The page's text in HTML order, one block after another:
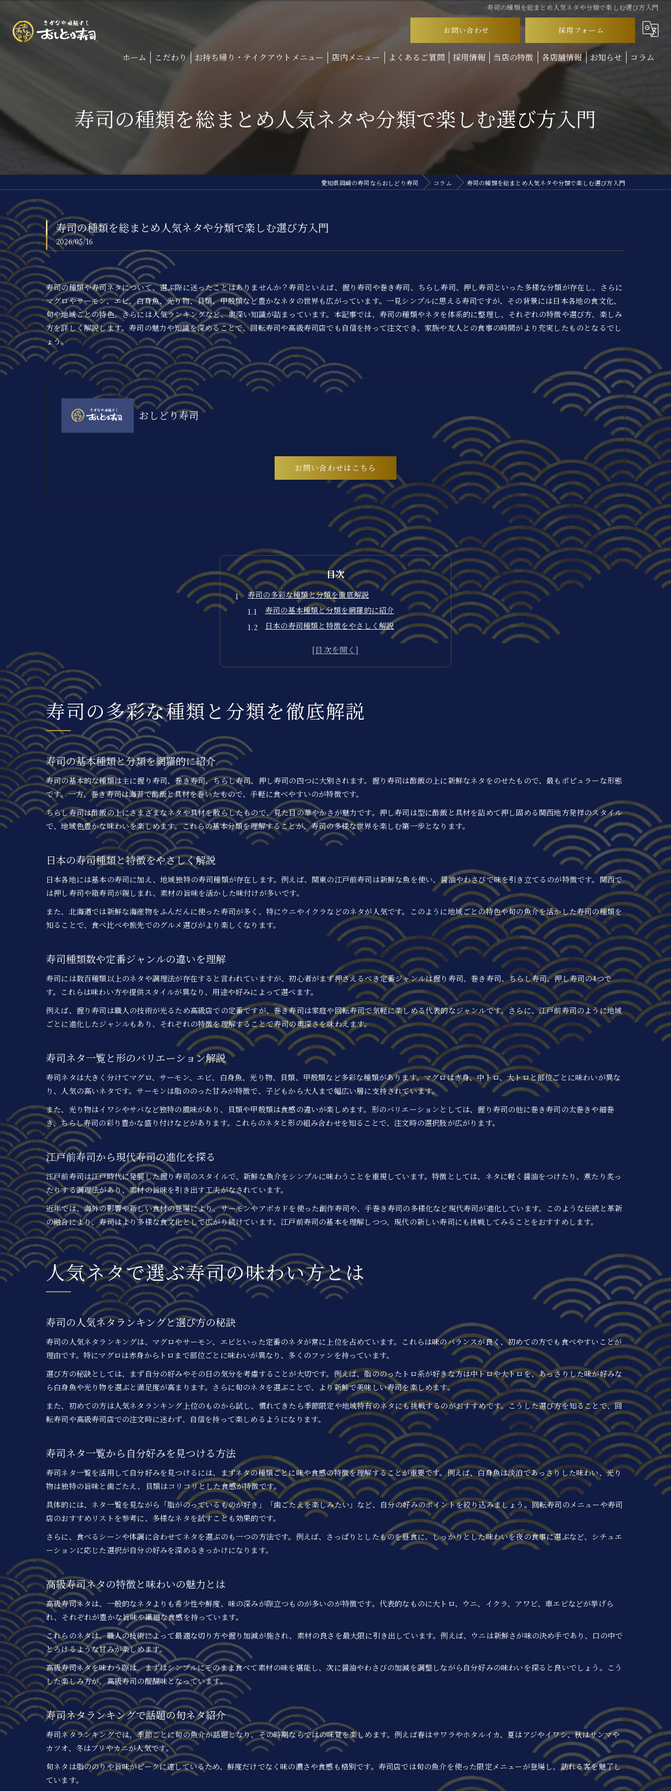
寿司の種類を総まとめ人気ネタや分類で楽しむ選び方入門
お問い合わせ 採用フォーム
ホーム こだわり お持ち帰り・テイクアウトメニュー 店内メニュー よくあるご質問 採用情報 当店の特徴
ランチ
ディナー
回転寿司
各店舗情報 お知らせ コラム
寿司の種類を総まとめ人気ネタや分類で楽しむ選び方入門
愛知県岡崎の寿司ならおしどり寿司 コラム 寿司の種類を総まとめ人気ネタや分類で楽しむ選び方入門
寿司の種類を総まとめ人気ネタや分類で楽しむ選び方入門
2026/05/16
寿司の種類や寿司ネタについて、選ぶ際に迷ったことはありませんか？寿司といえば、握り寿司や巻き寿司、ちらし寿司、押し寿司といった多様な分類が存在し、さらに
マグロやサーモン、エビ、白身魚、光り物、貝類、甲殻類など豊かなネタの世界も広がっています。一見シンプルに思える寿司ですが、その背景には日本各地の食文化、
旬や地域ごとの特色、さらには人気ランキングなど、奥深い知識が詰まっています。本記事では、寿司の種類やネタを体系的に整理し、それぞれの特徴や選び方、楽しみ
方を詳しく解説します。寿司の魅力や知識を深めることで、回転寿司や高級寿司店でも自信を持って注文でき、家族や友人との食事の時間がより充実したものとなるでし
ょう。
おしどり寿司
お問い合わせはこちら
目次
寿司の多彩な種類と分類を徹底解説
寿司の基本種類と分類を網羅的に紹介
日本の寿司種類と特徴をやさしく解説
寿司種類数や定番ジャンルの違いを理解
寿司ネタ一覧と形のバリエーション解説
寿司の人気ネタランキングと選び方の秘訣
寿司ネタ一覧から自分好みを見つける方法
寿司のジャンルごとに味の奥深さを知る
寿司種類別の味の違いと楽しみ方を解説
握り・巻き・ちらし寿司の特徴と魅力比較
ジャンル別寿司ネタの選び方とおすすめ
江戸前寿司や地方寿司の味わいを深掘り
寿司の種類を知って注文が楽しくなる理由
寿司種類一覧で迷わず選ぶためのコツ
寿司ネタ一一覧で人気の理由を紐解く
寿司種類の基礎知識で外食がもっと充実
江戸前から全国へ広がる寿司の魅力
江戸前寿司の伝統と全国寿司種類の展開
日本の寿司種類が広がった歴史的背景
寿司ネタと種類の地域ごとの差を楽しむ
全国で親しまれる寿司種類の特徴まとめ
江戸前寿司と地方寿司の魅力を比較解説
寿司ネタのランキングで見る最新トレンド
寿司ネタランキングで今注目の種類とは
寿司ネタ一覧とランキングで人気の理由
高級寿司ネタや定番ネタのトレンド分析
寿司種類ごとに人気ネタが変わる理由
寿司の多彩な種類と分類を徹底解説
寿司の基本種類と分類を網羅的に紹介
寿司の基本的な種類は主に握り寿司、巻き寿司、ちらし寿司、押し寿司の四つに大別されます。握り寿司は酢飯の上に新鮮なネタをのせたもので、最もポピュラーな形態
です。一方、巻き寿司は海苔で酢飯と具材を巻いたもので、手軽に食べやすいのが特徴です。
ちらし寿司は酢飯の上にさまざまなネタや具材を散らしたもので、見た目の華やかさが魅力です。押し寿司は型に酢飯と具材を詰めて押し固める関西地方発祥のスタイル
で、地域色豊かな味わいを楽しめます。これらの基本分類を理解することが、寿司の多様な世界を楽しむ第一歩となります。
日本の寿司種類と特徴をやさしく解説
日本各地には基本の寿司に加え、地域独特の寿司種類が存在します。例えば、関東の江戸前寿司は新鮮な魚を使い、醤油やわさびで味を引き立てるのが特徴です。関西で
は押し寿司や箱寿司が親しまれ、素材の旨味を活かした味付けが多いです。
また、北海道では新鮮な海産物をふんだんに使った寿司が多く、特にウニやイクラなどのネタが人気です。このように地域ごとの特色や旬の魚介を活かした寿司の種類を
知ることで、食べ比べや旅先でのグルメ選びがより楽しくなります。
寿司種類数や定番ジャンルの違いを理解
寿司には数百種類以上のネタや調理法が存在すると言われていますが、初心者がまず押さえるべき定番ジャンルは握り寿司、巻き寿司、ちらし寿司、押し寿司の4つで
す。これらは味わい方や提供スタイルが異なり、用途や好みによって選べます。
例えば、握り寿司は職人の技術が光るため高級店での定番ですが、巻き寿司は家庭や回転寿司で気軽に楽しめる代表的なジャンルです。さらに、江戸前寿司のように地域
ごとに進化したジャンルもあり、それぞれの特徴を理解することで寿司の奥深さを味わえます。
寿司ネタ一覧と形のバリエーション解説
寿司ネタは大きく分けてマグロ、サーモン、エビ、白身魚、光り物、貝類、甲殻類など多彩な種類があります。マグロは赤身、中トロ、大トロと部位ごとに味わいが異な
り、人気の高いネタです。サーモンは脂ののった甘みが特徴で、子どもから大人まで幅広い層に支持されています。
また、光り物はイワシやサバなど独特の風味があり、貝類や甲殻類は食感の違いが楽しめます。形のバリエーションとしては、握り寿司の他に巻き寿司の太巻きや細巻
き、ちらし寿司の彩り豊かな盛り付けなどがあります。これらのネタと形の組み合わせを知ることで、注文時の選択肢が広がります。
江戸前寿司から現代寿司の進化を探る
江戸前寿司は江戸時代に発展した握り寿司のスタイルで、新鮮な魚介をシンプルに味わうことを重視しています。特徴としては、ネタに軽く醤油をつけたり、煮たり炙っ
たりする調理法があり、素材の旨味を引き出す工夫がなされています。
近年では、海外の影響や新しい食材の登場により、サーモンやアボカドを使った創作寿司や、手巻き寿司の多様化など現代寿司が進化しています。このような伝統と革新
の融合により、寿司はより多様な食文化として広がり続けています。江戸前寿司の基本を理解しつつ、現代の新しい寿司にも挑戦してみることをおすすめします。
人気ネタで選ぶ寿司の味わい方とは
寿司の人気ネタランキングと選び方の秘訣
寿司の人気ネタランキングは、マグロやサーモン、エビといった定番のネタが常に上位を占めています。これらは味のバランスが良く、初めての方でも食べやすいことが
理由です。特にマグロは赤身からトロまで部位ごとに味わいが異なり、多くのファンを持っています。
選び方の秘訣としては、まず自分の好みやその日の気分を考慮することが大切です。例えば、脂ののったトロ系が好きな方は中トロや大トロを、あっさりした味が好みな
ら白身魚や光り物を選ぶと満足度が高まります。さらに旬のネタを選ぶことで、より新鮮で美味しい寿司を楽しめます。
また、初めての方は人気ネタランキング上位のものから試し、慣れてきたら季節限定や地域特有のネタにも挑戦するのがおすすめです。こうした選び方を知ることで、回
転寿司や高級寿司店での注文時に迷わず、自信を持って楽しめるようになります。
寿司ネタ一覧から自分好みを見つける方法
寿司ネタ一覧を活用して自分好みを見つけるには、まずネタの種類ごとに味や食感の特徴を理解することが重要です。例えば、白身魚は淡泊であっさりした味わい、光り
物は独特の旨味と歯ごたえ、貝類はコリコリとした食感が特徴です。
具体的には、ネタ一覧を見ながら「脂がのっているものが好き」「歯ごたえを楽しみたい」など、自分の好みのポイントを絞り込みましょう。回転寿司のメニューや寿司
店のおすすめリストを参考に、多様なネタを試すことも効果的です。
さらに、食べるシーンや体調に合わせてネタを選ぶのも一つの方法です。例えば、さっぱりとしたものを昼食に、しっかりとした味わいを夜の食事に選ぶなど、シチュエ
ーションに応じた選択が自分の好みを深めるきっかけになります。
高級寿司ネタの特徴と味わいの魅力とは
高級寿司ネタは、一般的なネタよりも希少性や鮮度、味の深みが際立つものが多いのが特徴です。代表的なものに大トロ、ウニ、イクラ、アワビ、車エビなどが挙げら
れ、それぞれが豊かな旨味や繊細な食感を持っています。
これらのネタは、職人の技術によって最適な切り方や握り加減が施され、素材の良さを最大限に引き出しています。例えば、ウニは新鮮さが味の決め手であり、口の中で
とろけるような甘みが楽しめます。
高級寿司ネタを味わう際は、まずはシンプルにそのまま食べて素材の味を堪能し、次に醤油やわさびの加減を調整しながら自分好みの味わいを探ると良いでしょう。こう
した楽しみ方が、高級寿司の醍醐味となっています。
寿司ネタランキングで話題の旬ネタ紹介
寿司ネタランキングでは、季節ごとに旬の魚介が話題となり、その時期ならではの味覚を楽しめます。例えば春はサワラやホタルイカ、夏はアジやイワシ、秋はサンマや
カツオ、冬はブリやカニが人気です。
旬ネタは脂ののりや旨味がピークに達しているため、鮮度だけでなく味の濃さや食感も格別です。寿司店では旬の魚介を使った限定メニューが登場し、訪れる客を魅了し
ています。
お問い合わせはこちら
お問い合わせはこちら